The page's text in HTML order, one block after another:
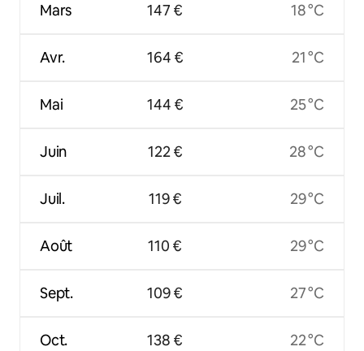
Mars
Avr.
Mai
Juin
Juil.
Août
Sept.
Oct.
147 €
164 €
144 €
122 €
119 €
110 €
109 €
138 €
18 °C
21 °C
25 °C
28 °C
29 °C
29 °C
27 °C
22 °C